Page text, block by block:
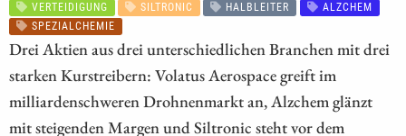
VERTEIDIGUNG
SILTRONIC HALBLEITER
ALZCHEM
SPEZIALCHEMIE
Drei Aktien aus drei unterschiedlichen Branchen mit drei
starken Kurstreibern: Volatus Aerospace greift im
milliardenschweren Drohnenmarkt an, Alzchem glänzt
mit steigenden Margen und Siltronic steht vor dem